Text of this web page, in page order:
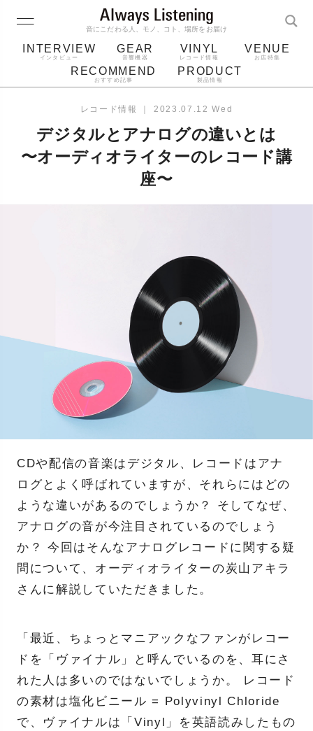
音にこだわる人、モノ、コト、場所をお届け
INTERVIEW
インタビュー
GEAR
音響機器
VINYL
レコード情報
VENUE
お店特集
RECOMMEND
おすすめ記事
PRODUCT
製品情報
ジャケット bluetooth アルバム
レコード針
レコード情報 ｜ 2023.07.12 Wed
デジタルとアナログの違いとは
〜オーディオライターのレコード講
座〜
CDや配信の音楽はデジタル、レコードはアナ
ログとよく呼ばれていますが、それらにはどの
ような違いがあるのでしょうか？ そしてなぜ、
アナログの音が今注目されているのでしょう
か？ 今回はそんなアナログレコードに関する疑
問について、オーディオライターの炭山アキラ
さんに解説していただきました。
「最近、ちょっとマニアックなファンがレコー
ドを「ヴァイナル」と呼んでいるのを、耳にさ
れた人は多いのではないでしょうか。 レコード
の素材は塩化ビニール = Polyvinyl Chloride
で、ヴァイナルは「Vinyl」を英語読みしたもの